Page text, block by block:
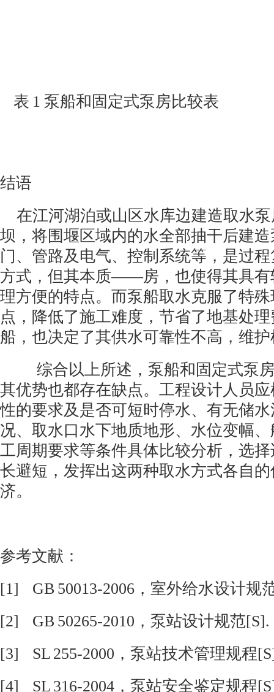
表 1 泵船和固定式泵房比较表
结语
在江河湖泊或山区水库边建造取水
坝，将围堰区域内的水全部抽干后建
门、管路及电气、控制系统等，是过
方式，但其本质——房，也使得其具
理方便的特点。而泵船取水克服了特
点，降低了施工难度，节省了地基处
船，也决定了其供水可靠性不高，维
综合以上所述，泵船和固定式泵
其优势也都存在缺点。工程设计人员
性的要求及是否可短时停水、有无储
况、取水口水下地质地形、水位变幅
工周期要求等条件具体比较分析，选
长避短，发挥出这两种取水方式各自
济。
参考文献：
[1] GB 50013-2006 ，室外给水设计规
[2] GB 50265-2010 ，泵站设计规范[S].
[3] SL 255-2000 ，泵站技术管理规程
[4] SL 316-2004 ，泵站安全鉴定规程